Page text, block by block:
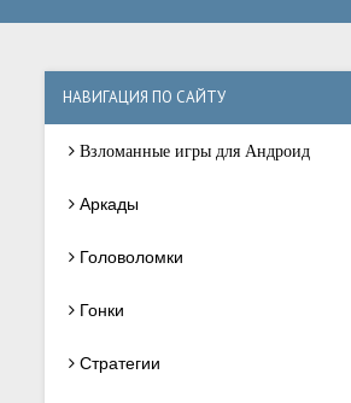
НАВИГАЦИЯ ПО САЙТУ
Взломанные игры для Андроид
Аркады
Головоломки
Гонки
Стратегии